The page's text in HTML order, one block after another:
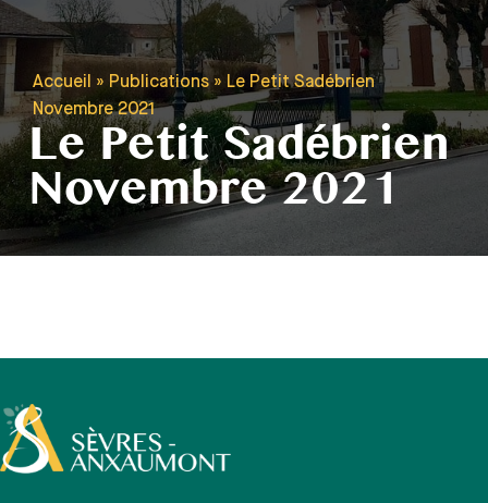
Accueil » Publications » Le Petit Sadébrien
Novembre 2021
Le Petit Sadébrien
Novembre 2021